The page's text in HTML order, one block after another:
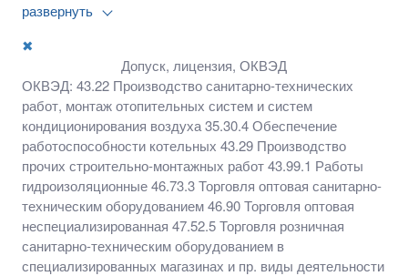
работоспособности котельных 43.29 Производство
прочих строительно-монтажных работ 43.99.1 Работы
гидроизоляционные 46.73.3 Торговля оптовая
санитарно-техническим оборудованием 46.90
Торговля оптовая неспециализированная 47.52.5
Торговля розничная санитарно-техническим
оборудованием в специализированных магазинах и
пр. виды деятельности
развернуть
✖
Допуск, лицензия, ОКВЭД
ОКВЭД: 43.22 Производство санитарно-технических
работ, монтаж отопительных систем и систем
кондиционирования воздуха 35.30.4 Обеспечение
работоспособности котельных 43.29 Производство
прочих строительно-монтажных работ 43.99.1 Работы
гидроизоляционные 46.73.3 Торговля оптовая санитарно-
техническим оборудованием 46.90 Торговля оптовая
неспециализированная 47.52.5 Торговля розничная
санитарно-техническим оборудованием в
специализированных магазинах и пр. виды деятельности